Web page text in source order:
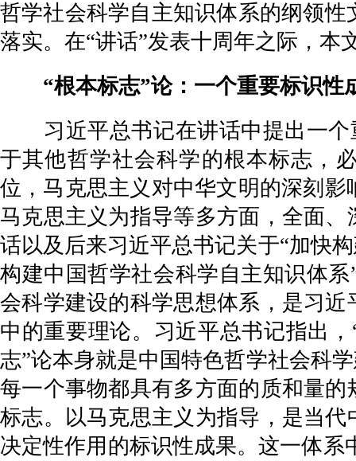
哲学社会科学自主知识体系的纲领
落实。在“讲话”发表十周年之际，本
“根本标志”论：一个重要标识性
习近平总书记在讲话中提出一个
于其他哲学社会科学的根本标志，
位，马克思主义对中华文明的深刻
马克思主义为指导等多方面，全面
话以及后来习近平总书记关于“加快
构建中国哲学社会科学自主知识体
会科学建设的科学思想体系，是习
中的重要理论。习近平总书记指出
志”论本身就是中国特色哲学社会科
每一个事物都具有多方面的质和量
标志。以马克思主义为指导，是当
决定性作用的标识性成果。这一体系